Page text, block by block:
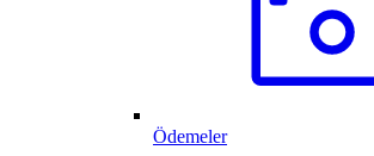
Ödemeler